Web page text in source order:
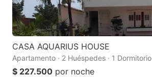
CASA AQUARIUS HOUSE
Apartamento · 2 Huéspedes · 1 Dormitorio
$ 227.500 por noche